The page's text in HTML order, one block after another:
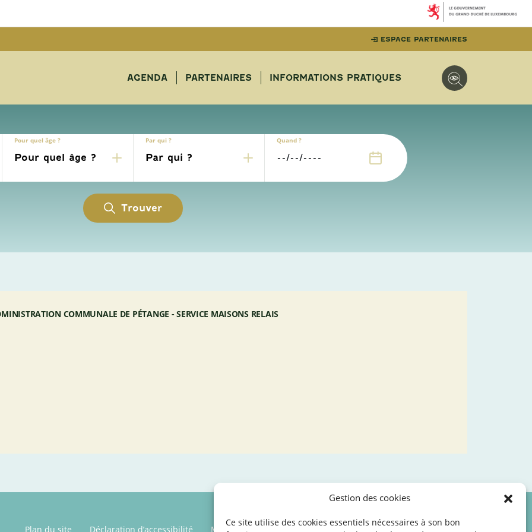
Gestion des cookies
Ce site utilise des cookies essentiels nécessaires à son bon
ESPACE PARTENAIRES
AGENDA PARTENAIRES INFORMATIONS PRATIQUES
Pour quel âge ? Par qui ? Quand ?
Trouver
COMMUNALE DE PÉTANGE - SERVICE MAISONS RELAIS
Plan du site Déclaration d’accessibilité Mentions légales ©2026 SNJ